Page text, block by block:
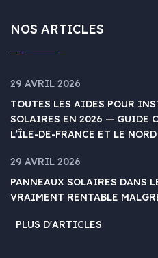
NOS ARTICLES
29 AVRIL 2026
TOUTES LES AIDES POUR
SOLAIRES EN 2026 — GUIDE
L’ÎLE-DE-FRANCE ET LE
29 AVRIL 2026
PANNEAUX SOLAIRES DANS
VRAIMENT RENTABLE
PLUS D'ARTICLES